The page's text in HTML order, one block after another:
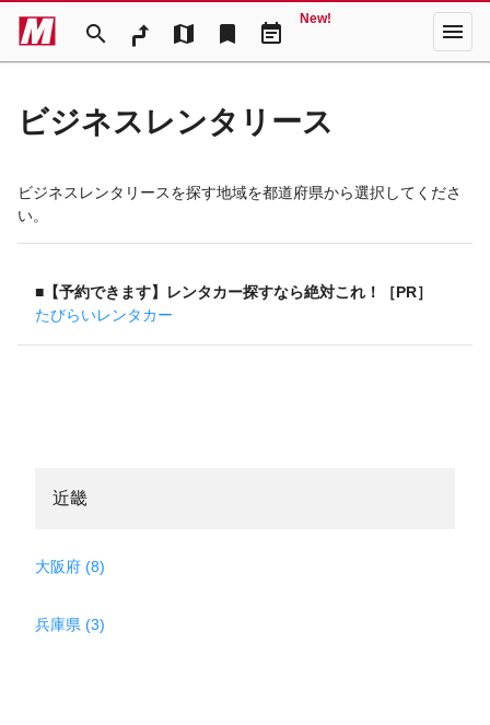
search map bookmark event_note
New! menu
ビジネスレンタリース
ビジネスレンタリースを探す地域を都道府県から選択してくださ
い。
■【予約できます】レンタカー探すなら絶対これ！［PR］
たびらいレンタカー
近畿
大阪府 (8)
兵庫県 (3)